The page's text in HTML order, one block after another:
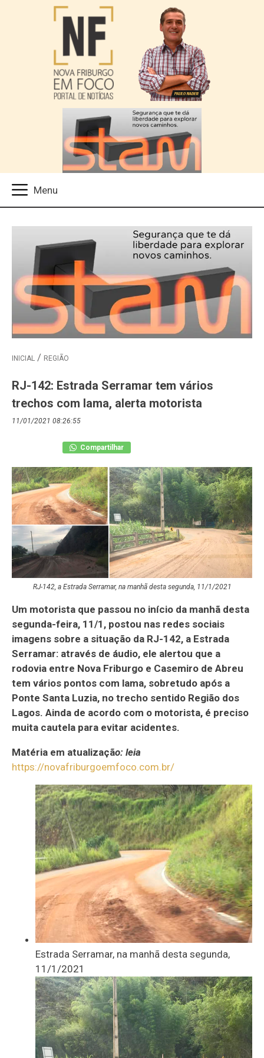
INICIAL REGIÃO
RJ-142: Estrada Serramar tem vários
trechos com lama, alerta motorista
11/01/2021 08:26:55
Compartilhar
RJ-142, a Estrada Serramar, na manhã desta segunda, 11/1/2021
Um motorista que passou no início da manhã desta
segunda-feira, 11/1, postou nas redes sociais
imagens sobre a situação da RJ-142, a Estrada
Serramar: através de áudio, ele alertou que a
rodovia entre Nova Friburgo e Casemiro de Abreu
tem vários pontos com lama, sobretudo após a
Ponte Santa Luzia, no trecho sentido Região dos
Lagos. Ainda de acordo com o motorista, é preciso
muita cautela para evitar acidentes.
Matéria em atualização: leia
https://novafriburgoemfoco.com.br/
Estrada Serramar, na manhã desta segunda,
11/1/2021